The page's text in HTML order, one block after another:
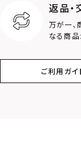
クラウン
返品・
万が一、
なる商
ご利用ガイ